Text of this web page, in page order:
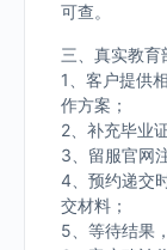
可查。
三、真实教育
1、客户提供
作方案；
2、补充毕业
3、留服官网
4、预约递交
交材料；
5、等待结果